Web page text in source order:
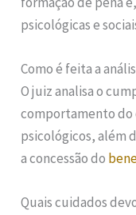
psicológicas e
Como é feita a
O juiz analisa o
comportamento do
psicológicos, além
a concessão do
Quais cuidados